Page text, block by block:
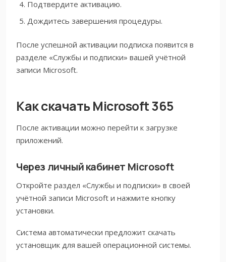
Подтвердите активацию.
Дождитесь завершения процедуры.
После успешной активации подписка появится в
разделе «Службы и подписки» вашей учётной
записи Microsoft.
Как скачать Microsoft 365
После активации можно перейти к загрузке
приложений.
Через личный кабинет Microsoft
Откройте раздел «Службы и подписки» в своей
учётной записи Microsoft и нажмите кнопку
установки.
Система автоматически предложит скачать
установщик для вашей операционной системы.